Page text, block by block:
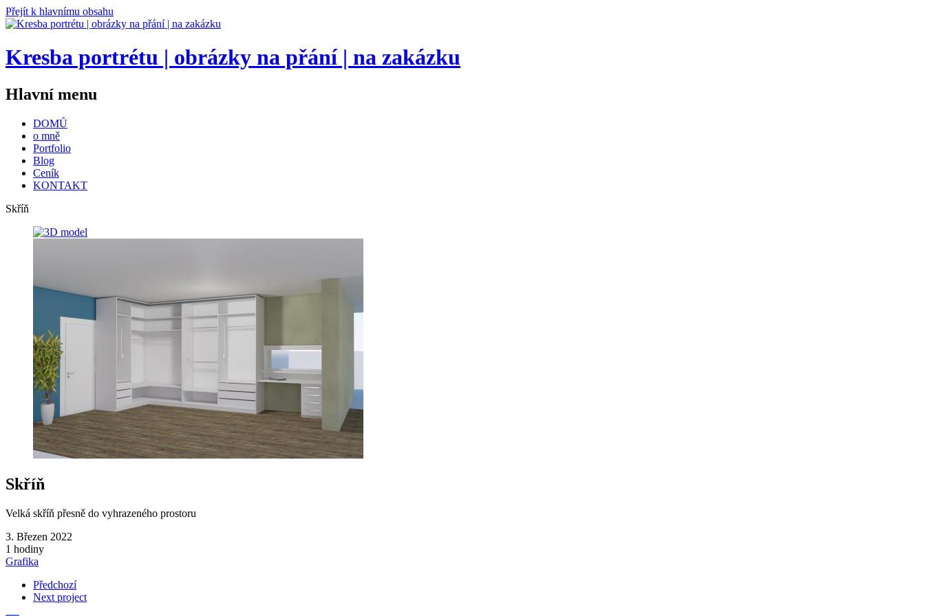
Přejít k hlavnímu obsahu
Kresba portrétu | obrázky na přání | na zakázku
Hlavní menu
DOMŮ
o mně
Portfolio
Blog
Ceník
KONTAKT
Skříň
Skříň
Velká skříň přesně do vyhrazeného prostoru
3. Březen 2022
1 hodiny
Grafika
Předchozí
Next project